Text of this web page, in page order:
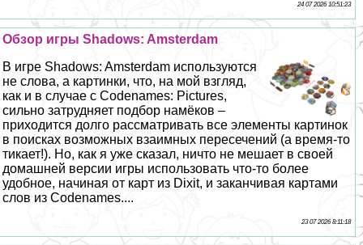
24 07 2026 10:51:23
Обзор игры Shadows: Amsterdam
В игре Shadows: Amsterdam используются
не слова, а картинки, что, на мой взгляд,
как и в случае с Codenames: Pictures,
сильно затрудняет подбор намёков –
приходится долго рассматривать все элементы картинок
в поисках возможных взаимных пересечений (а время-то
тикает!). Но, как я уже сказал, ничто не мешает в своей
домашней версии игры использовать что-то более
удобное, начиная от карт из Dixit, и заканчивая картами
слов из Codenames....
23 07 2026 8:11:18